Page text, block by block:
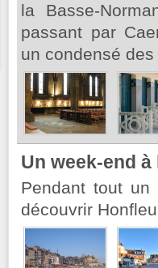
la Basse-
passant par
un condensé
Un week-end
Pendant tout
découvrir